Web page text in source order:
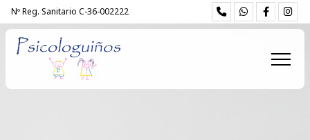
Nº Reg. Sanitario C-36-002222
Inicio